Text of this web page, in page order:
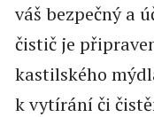
váš bezpečný a
čistič je
kastilského
k vytírání či